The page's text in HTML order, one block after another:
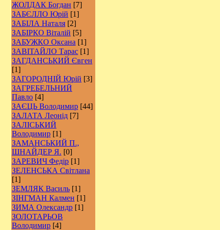
ЖОЛДАК Богдан [7]
ЗАБЄЛЛО Юрій [1]
ЗАБІЛА Наталя [2]
ЗАБІРКО Віталій [5]
ЗАБУЖКО Оксана [1]
ЗАВІТАЙЛО Тарас [1]
ЗАГДАНСЬКИЙ Євген
[1]
ЗАГОРОДНІЙ Юрій [3]
ЗАГРЕБЕЛЬНИЙ
Павло [4]
ЗАЄЦЬ Володимир [44]
ЗАЛАТА Леонід [7]
ЗАЛІСЬКИЙ
Володимир [1]
ЗАМАНСЬКИЙ П.,
ШНАЙДЕР Я. [0]
ЗАРЕВИЧ Федір [1]
ЗЕЛЕНСЬКА Світлана
[1]
ЗЕМЛЯК Василь [1]
ЗІНГМАН Калмен [1]
ЗИМА Олександр [1]
ЗОЛОТАРЬОВ
Володимир [4]